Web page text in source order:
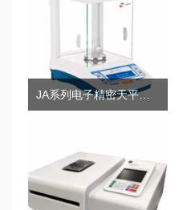
JA系列电子精密天平（千分之一）